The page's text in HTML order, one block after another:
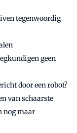
tegenwoordig
geen
door een robot?
van schaarste
nog maar